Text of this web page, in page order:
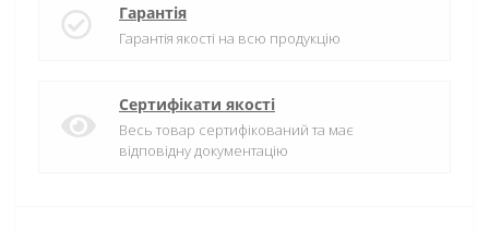
Гарантія
Гарантія якості на всю продукцію
Сертифікати якості
Весь товар сертифікований та має
відповідну документацію